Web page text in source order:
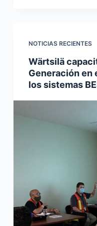
NOTICIAS RECIENTES
Wärtsilä
Generación en
los sistemas